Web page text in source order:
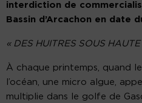
interdiction de
Bassin d’Arcachon en date
« DES HUITRES SOUS
À chaque printemps, quand
l’océan, une micro algue,
multiplie dans le golfe de